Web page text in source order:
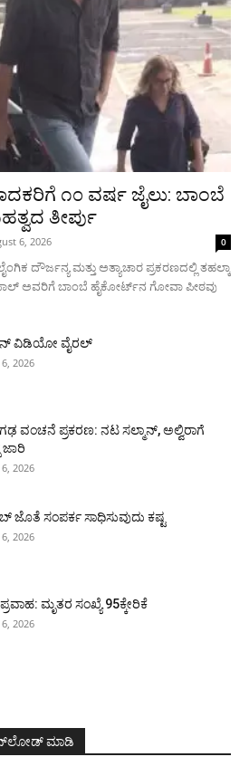
೧೦ ವರ್ಷ ಜೈಲು: ಬಾಂಬೆ
ತೀರ್ಪು
6, 2026 0
ದೌರ್ಜನ್ಯ ಮತ್ತು ಅತ್ಯಾಚಾರ ಪ್ರಕರಣದಲ್ಲಿ ತಹಲ್ಕಾ
ಅವರಿಗೆ ಬಾಂಬೆ ಹೈಕೋರ್ಟ್‌ನ ಗೋವಾ ಪೀಠವು
ವಿಡಿಯೋ ವೈರಲ್
2026
ವಂಚನೆ ಪ್ರಕರಣ: ನಟ ಸಲ್ಮಾನ್, ಅಲ್ವಿರಾಗೆ
2026
ಜೊತೆ ಸಂಪರ್ಕ ಸಾಧಿಸುವುದು ಕಷ್ಟ
2026
ಮೃತರ ಸಂಖ್ಯೆ 95ಕ್ಕೇರಿಕೆ
2026
ಮಾಡಿ